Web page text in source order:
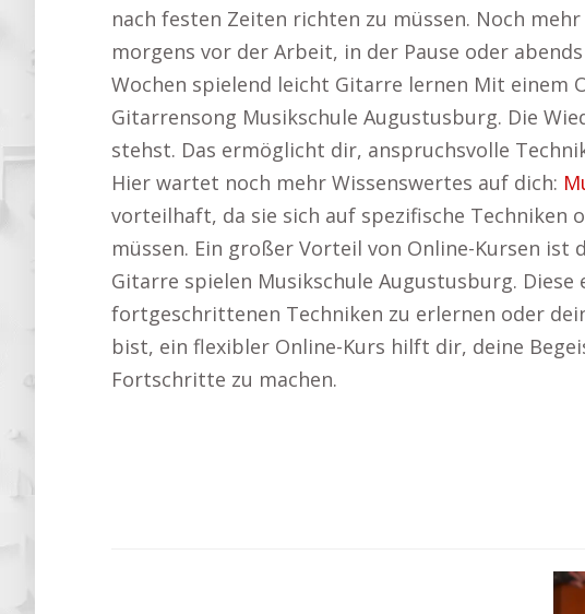
nach festen Zeiten richten zu müssen. Noch mehr
morgens vor der Arbeit, in der Pause oder
Wochen spielend leicht Gitarre lernen Mit einem
Gitarrensong Musikschule Augustusburg. Die
stehst. Das ermöglicht dir, anspruchsvolle
Hier wartet noch mehr Wissenswertes auf dich:
vorteilhaft, da sie sich auf spezifische Techniken
müssen. Ein großer Vorteil von Online-Kursen
Gitarre spielen Musikschule Augustusburg.
fortgeschrittenen Techniken zu erlernen oder
bist, ein flexibler Online-Kurs hilft dir, deine
Fortschritte zu machen.